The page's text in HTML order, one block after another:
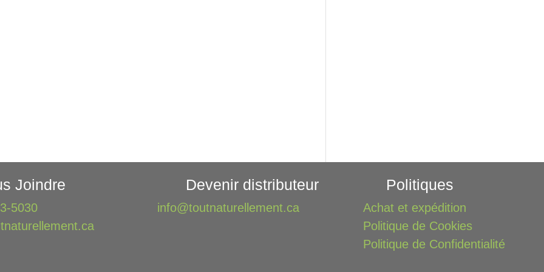
Joindre
5030
Devenir distributeur
info@toutnaturellement.ca
Politiques
Achat et expédition
Politique de Cookies
Politique de Confidentialité